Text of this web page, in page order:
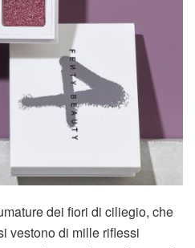
dei fiori di ciliegio, che
vestono di mille riflessi